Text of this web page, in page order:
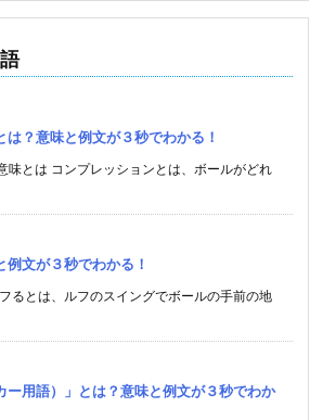
は？意味と例文が３秒でわかる！
味とは コンプレッションとは、ボールがどれ
例文が３秒でわかる！
るとは、ルフのスイングでボールの手前の地
ー用語）」とは？意味と例文が３秒でわか